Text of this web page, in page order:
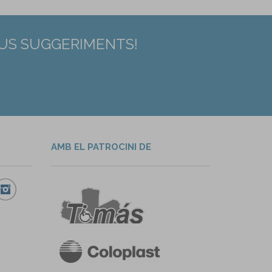
SUGGERIMENTS!
AMB EL PATROCINI DE